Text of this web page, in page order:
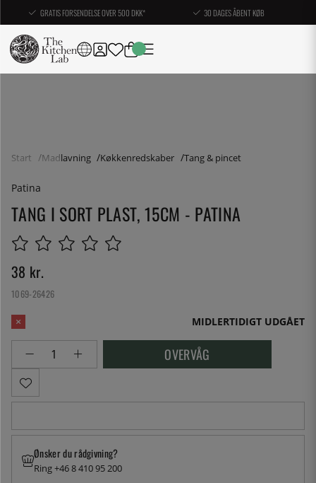
GRATIS FORSENDELSE OVER 500 DKK* 30 DAGES ÅBENT KØB
Start Madlavning Køkkenredskaber Tang & pincet
Patina
TANG I SORT PLAST, 15CM - PATINA
38 kr.
1069-26426
MIDLERTIDIGT UDGÅET
OVERVÅG
Ønsker du rådgivning?
Ring +46 8 410 95 200